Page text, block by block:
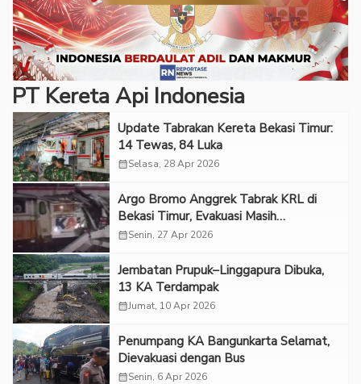
PT Kereta Api Indonesia
Update Tabrakan Kereta Bekasi Timur:
14 Tewas, 84 Luka
calendar_monthSelasa, 28 Apr 2026
Argo Bromo Anggrek Tabrak KRL di
Bekasi Timur, Evakuasi Masih
Berlangsung
calendar_monthSenin, 27 Apr 2026
Jembatan Prupuk–Linggapura Dibuka,
13 KA Terdampak
calendar_monthJumat, 10 Apr 2026
Penumpang KA Bangunkarta Selamat,
Dievakuasi dengan Bus
calendar_monthSenin, 6 Apr 2026